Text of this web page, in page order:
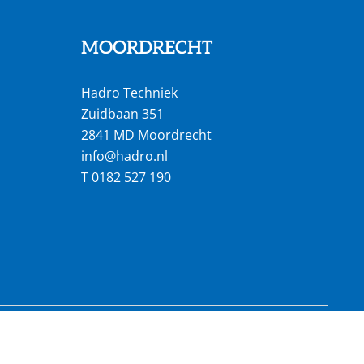
MOORDRECHT
Hadro Techniek
Zuidbaan 351
2841 MD Moordrecht
info@hadro.nl
T0182 527 190